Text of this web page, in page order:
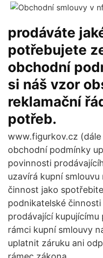
prodáváte
potřebujete
obchodní
si náš vzor
reklamační
potřeb.
www.figurkov.cz (dále
obchodní podmínky
povinnosti
uzavírá kupní
činnost jako
podnikatelské
prodávající
rámci kupní smlouvy
uplatnit záruku ani